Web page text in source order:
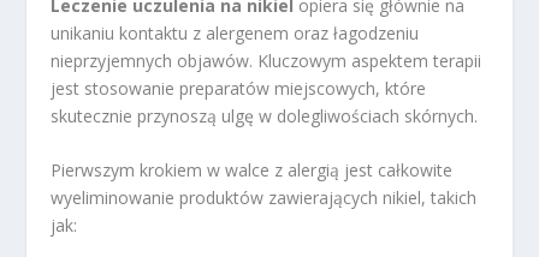
Leczenie uczulenia na nikiel opiera się głównie na
unikaniu kontaktu z alergenem oraz łagodzeniu
nieprzyjemnych objawów. Kluczowym aspektem terapii
jest stosowanie preparatów miejscowych, które
skutecznie przynoszą ulgę w dolegliwościach skórnych.
Pierwszym krokiem w walce z alergią jest całkowite
wyeliminowanie produktów zawierających nikiel, takich
jak: